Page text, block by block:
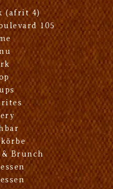
(afrit 4)
105
Brunch